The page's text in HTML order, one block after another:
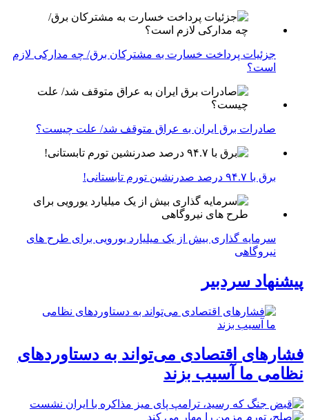
جزئیات پرداخت خسارت به مشترکان برق/ چه مدارکی لازم
است؟
صادرات برق ایران به عراق متوقف شد/ علت چیست؟
برق با ۹۴.۷ درصد صدرنشین تورم تابستانی!
سرمایه گذاری بیش از یک میلیارد یورویی برای طرح های
نیروگاهی
پیشنهاد سردبیر
فشارهای اقتصادی می‌تواند به دستاوردهای
نظامی ما آسیب بزند